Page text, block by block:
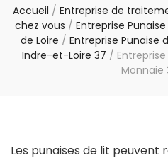
Accueil / Entreprise de
chez vous / Entreprise
de Loire / Entreprise Punaise
Indre-et-Loire 37 /
Monnaie
Les punaises de lit